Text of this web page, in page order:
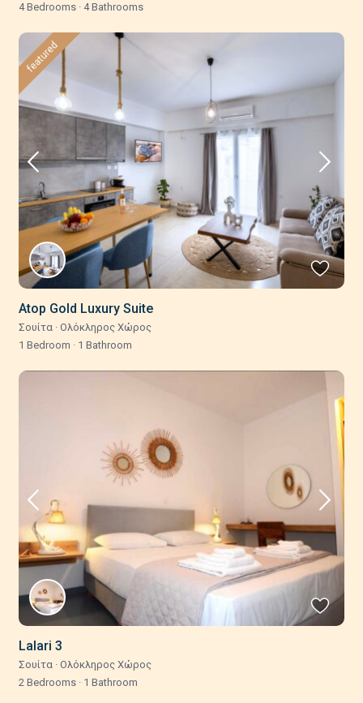
4 Bedrooms · 4 Bathrooms
featured
Atop Gold Luxury Suite
Σουίτα · Ολόκληρος Χώρος
1 Bedroom · 1 Bathroom
Lalari 3
Σουίτα · Ολόκληρος Χώρος
2 Bedrooms · 1 Bathroom